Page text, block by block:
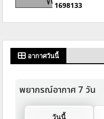
1698133
อากาศวันนี้